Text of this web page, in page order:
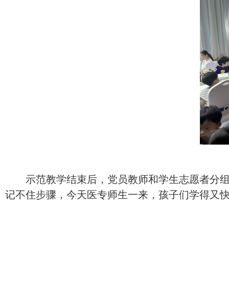
示范教学结束后，党员教师和学生志愿者分
记不住步骤，今天医专师生一来，孩子们学得又